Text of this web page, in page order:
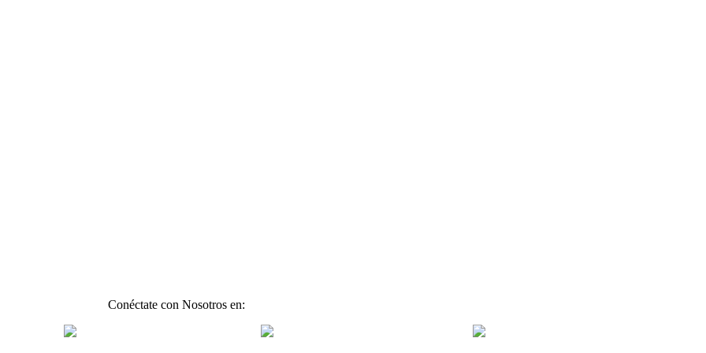
Conéctate con Nosotros en: